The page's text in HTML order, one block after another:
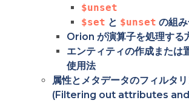
$unset
$set と $unset の組
Orion が演算子を処理する
エンティティの作成または
使用法
属性とメタデータのフィルタ
(Filtering out attributes